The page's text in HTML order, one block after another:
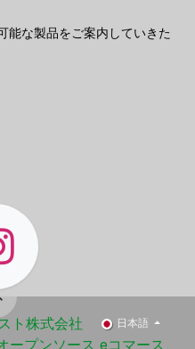
能な製品をご案内していきた
ト株式会社 日本語
ープンソース eコマース